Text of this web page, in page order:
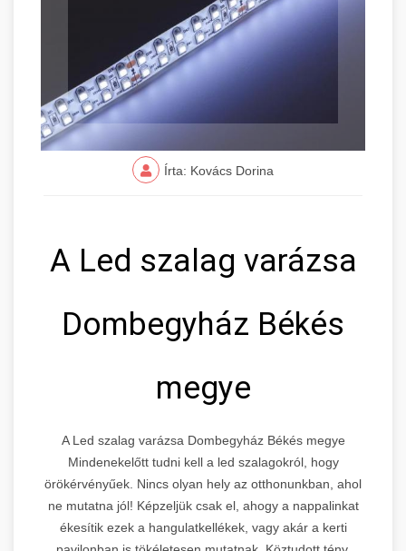
Írta: Kovács Dorina
A Led szalag varázsa
Dombegyház Békés
megye
A Led szalag varázsa Dombegyház Békés megye
Mindenekelőtt tudni kell a led szalagokról, hogy
örökérvényűek. Nincs olyan hely az otthonunkban, ahol
ne mutatna jól! Képzeljük csak el, ahogy a nappalinkat
ékesítik ezek a hangulatkellékek, vagy akár a kerti